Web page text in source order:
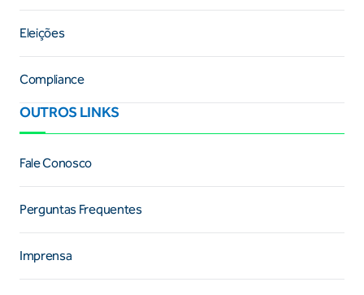
Eleições
Compliance
OUTROS LINKS
Fale Conosco
Perguntas Frequentes
Imprensa